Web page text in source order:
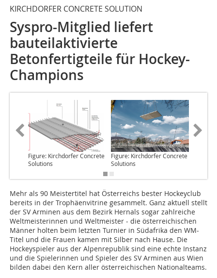
KIRCHDORFER CONCRETE SOLUTION
Syspro-Mitglied liefert
bauteilaktivierte
Betonfertigteile für Hockey-
Champions
Figure: Kirchdorfer Concrete
Solutions
Figure: Kirchdorfer Concrete
Solutions
Mehr als 90 Meistertitel hat Österreichs bester Hockeyclub
bereits in der Trophäenvitrine gesammelt. Ganz aktuell stellt
der SV Arminen aus dem Bezirk Hernals sogar zahlreiche
Weltmeisterinnen und Weltmeister - die österreichischen
Männer holten beim letzten Turnier in Südafrika den WM-
Titel und die Frauen kamen mit Silber nach Hause. Die
Hockeyspieler aus der Alpenrepublik sind eine echte Instanz
und die Spielerinnen und Spieler des SV Arminen aus Wien
bilden dabei den Kern aller österreichischen Nationalteams.